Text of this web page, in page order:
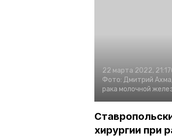
22 марта 2022, 21:17
Фото: Дмитрий
рака молочной
хирургии при